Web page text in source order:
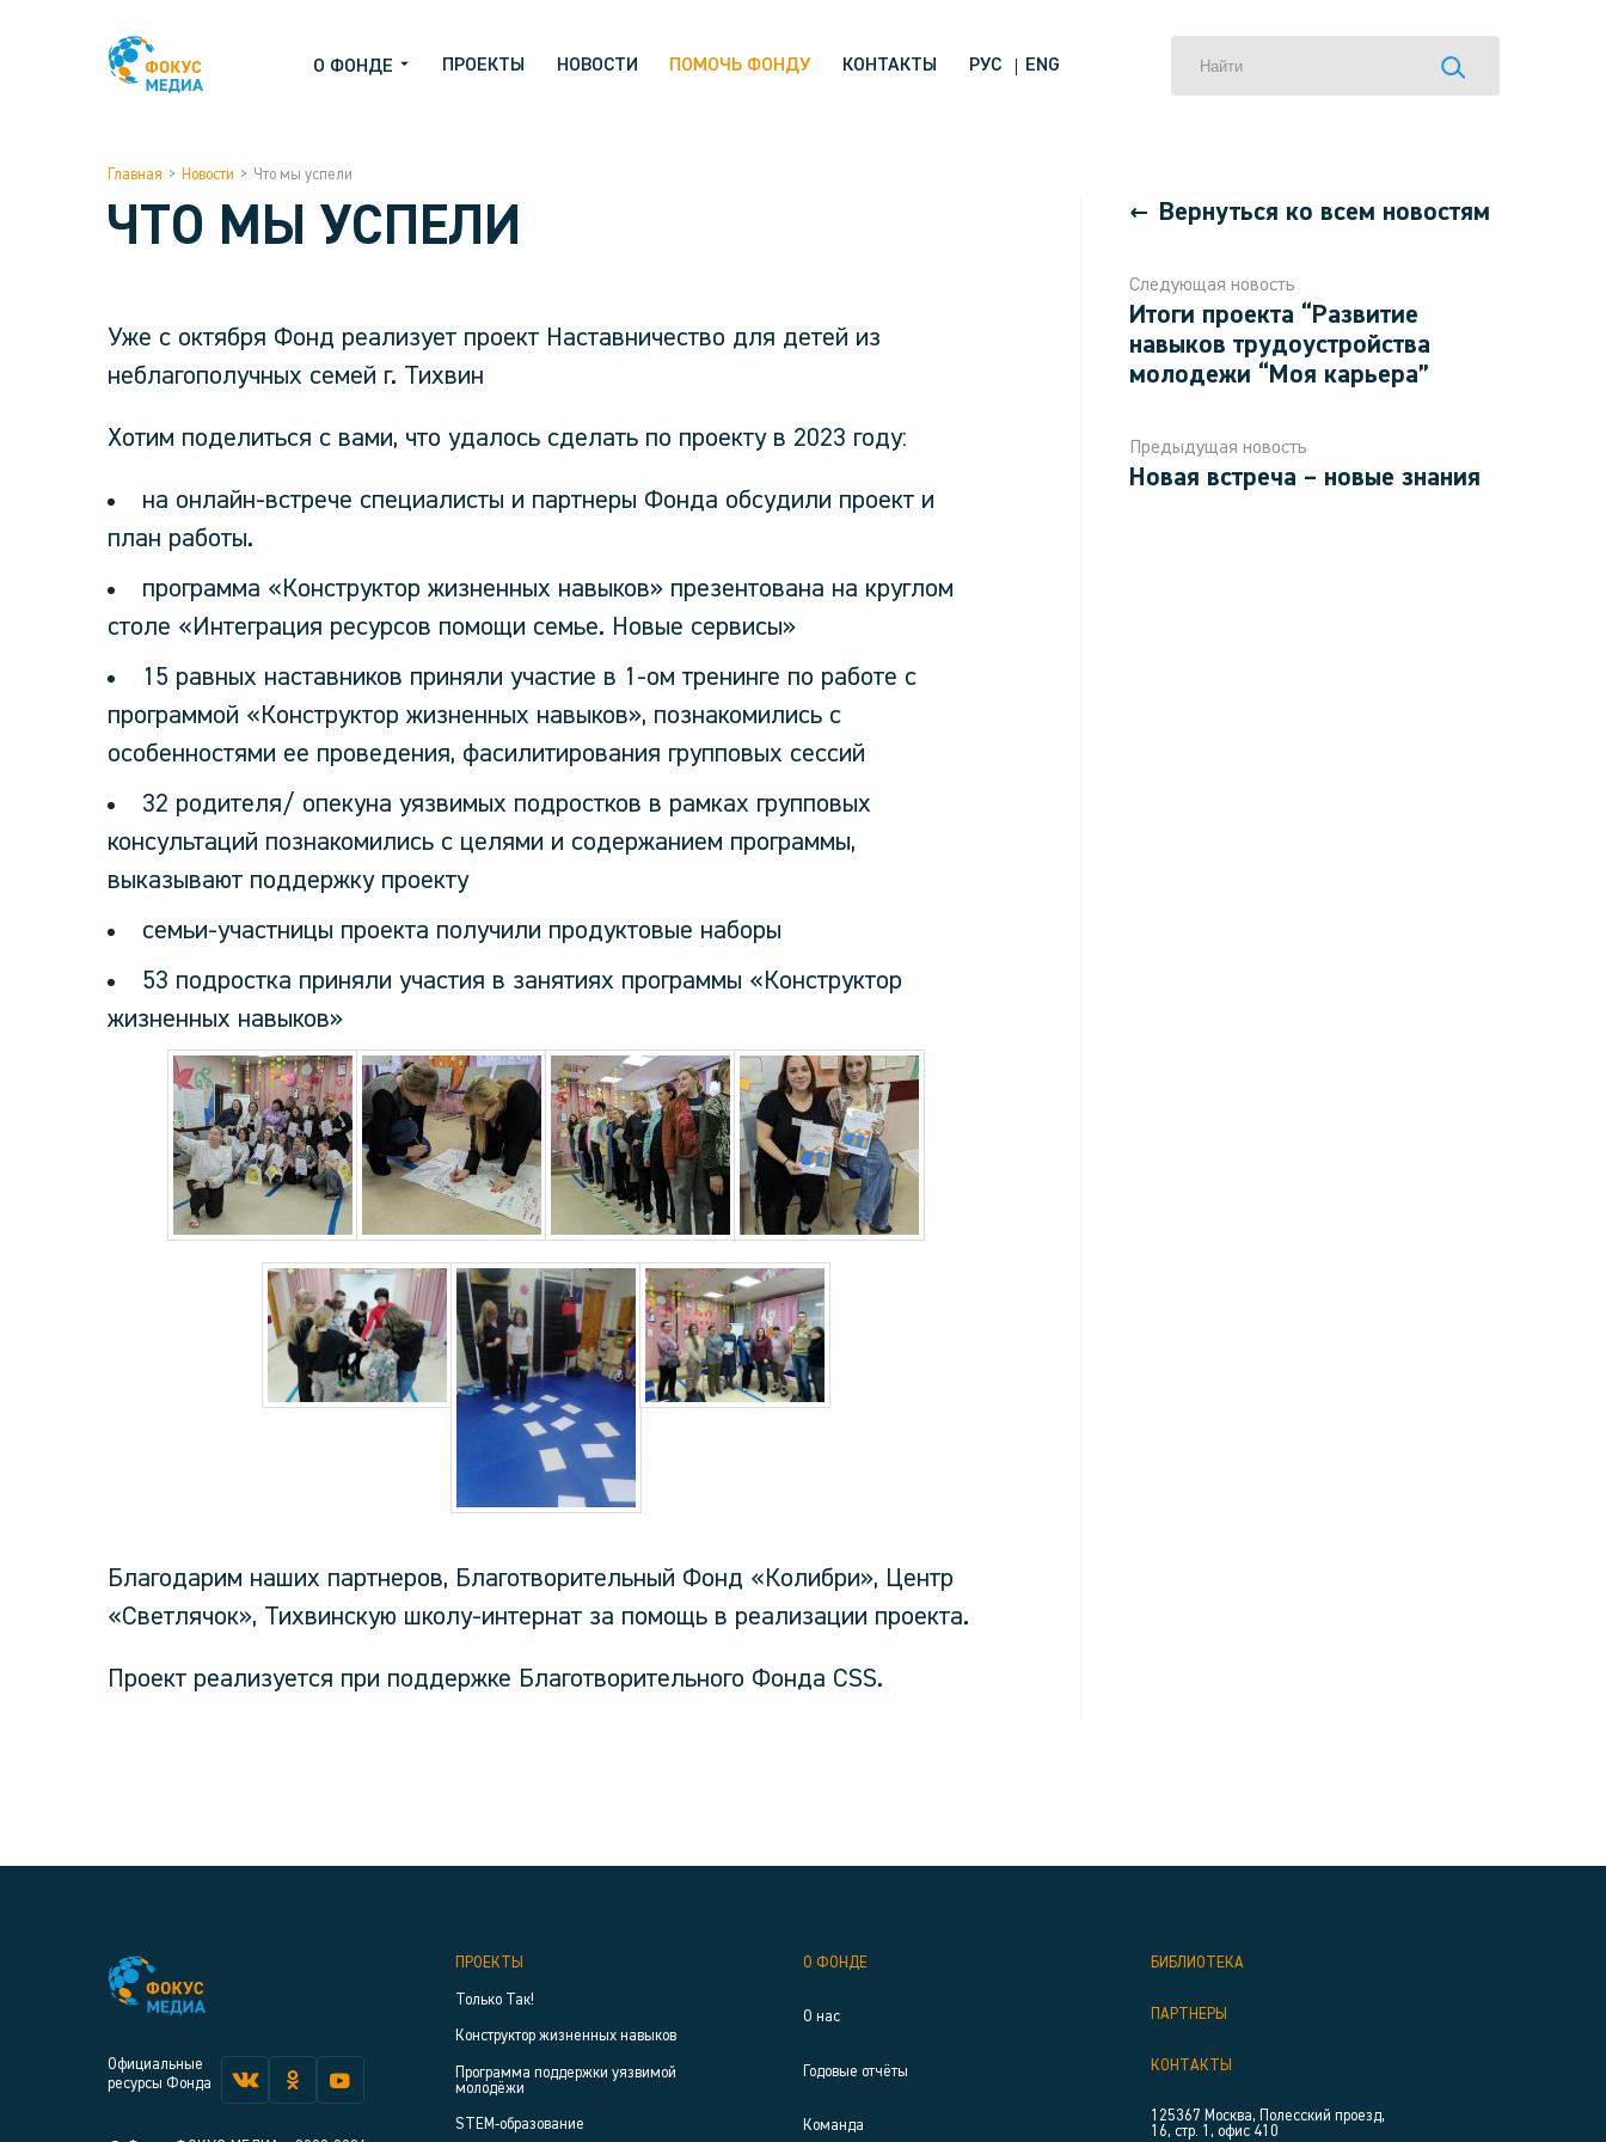
О ФОНДЕ ПРОЕКТЫ НОВОСТИ ПОМОЧЬ ФОНДУ КОНТАКТЫ РУС ENG
Главная > Новости > Что мы успели
ЧТО МЫ УСПЕЛИ
Уже с октября Фонд реализует проект Наставничество для детей из
неблагополучных семей г. Тихвин
Хотим поделиться с вами, что удалось сделать по проекту в 2023 году:
на онлайн-встрече специалисты и партнеры Фонда обсудили проект и
план работы.
программа «Конструктор жизненных навыков» презентована на круглом
столе «Интеграция ресурсов помощи семье. Новые сервисы»
15 равных наставников приняли участие в 1-ом тренинге по работе с
программой «Конструктор жизненных навыков», познакомились с
особенностями ее проведения, фасилитирования групповых сессий
32 родителя/ опекуна уязвимых подростков в рамках групповых
консультаций познакомились с целями и содержанием программы,
выказывают поддержку проекту
семьи-участницы проекта получили продуктовые наборы
53 подростка приняли участия в занятиях программы «Конструктор
жизненных навыков»
Благодарим наших партнеров, Благотворительный Фонд «Колибри», Центр
«Светлячок», Тихвинскую школу-интернат за помощь в реализации проекта.
Проект реализуется при поддержке Благотворительного Фонда CSS.
Вернуться ко всем новостям
Следующая новость
Итоги проекта “Развитие
навыков трудоустройства
молодежи “Моя карьера”
Предыдущая новость
Новая встреча – новые знания
Официальные
ресурсы Фонда
ПРОЕКТЫ
Только Так!
Конструктор жизненных навыков
Программа поддержки уязвимой
молодёжи
STEM-образование
О ФОНДЕ
О нас
Годовые отчёты
Команда
БИБЛИОТЕКА
ПАРТНЕРЫ
КОНТАКТЫ
125367 Москва, Полесский проезд,
16, стр. 1, офис 410